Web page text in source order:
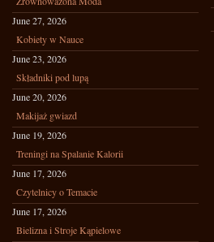
June 27, 2026
Kobiety w Nauce
June 23, 2026
Składniki pod lupą
June 20, 2026
Makijaż gwiazd
June 19, 2026
Treningi na Spalanie Kalorii
June 17, 2026
Czytelnicy o Temacie
June 17, 2026
Bielizna i Stroje Kąpielowe